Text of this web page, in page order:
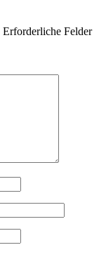
Erforderliche Felder